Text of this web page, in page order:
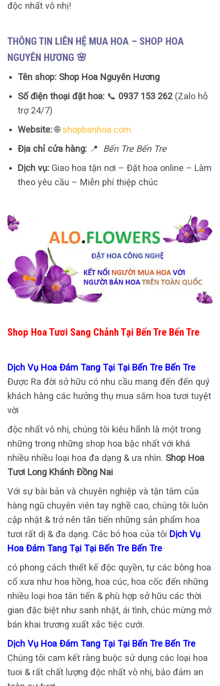
độc nhất vô nhị!
THÔNG TIN LIÊN HỆ MUA HOA – SHOP HOA
NGUYÊN HƯƠNG 🌸
Tên shop: Shop Hoa Nguyên Hương
Số điện thoại đặt hoa:📞 0937 153 262(Zalo hỗ
trợ 24/7)
Website:🌐shopbanhoa.com
Địa chỉ cửa hàng:📍
Bến Tre Bến Tre
Dịch vụ:Giao hoa tận nơi – Đặt hoa online – Làm
theo yêu cầu – Miễn phí thiệp chúc
Shop Hoa Tươi Sang Chảnh Tại Bến Tre Bến Tre
Dịch Vụ Hoa Đám Tang Tại Tại Bến Tre Bến Tre
Được Ra đời sở hữu có nhu cầu mang đến đến quý
khách hàng các hưởng thụ mua sắm hoa tươi tuyệt
vời
độc nhất vô nhị, chúng tôi kiêu hãnh là một trong
những trong những shop hoa bậc nhất với khá
nhiều nhiều loại hoa đa dạng & ưa nhìn. Shop Hoa
Tươi Long Khánh Đồng Nai
Với sự bài bản và chuyên nghiệp và tận tâm của
hàng ngũ chuyên viên tay nghề cao, chúng tôi luôn
cập nhật & trở nên tân tiến những sản phẩm hoa
tươi rất dị & đa dạng. Các bó hoa của tôi Dịch Vụ
Hoa Đám Tang Tại Tại Bến Tre Bến Tre
có phong cách thiết kế độc quyền, tự các bông hoa
cổ xưa như hoa hồng, hoa cúc, hoa cốc đến những
nhiều loại hoa tân tiến & phù hợp sở hữu các thời
gian đặc biệt như sanh nhật, ái tình, chúc mừng mở
bán khai trương xuất xắc tiệc cưới.
Dịch Vụ Hoa Đám Tang Tại Tại Bến Tre Bến Tre
Chúng tôi cam kết ràng buộc sử dụng các loại hoa
tuoi & rất chất lượng độc nhất vô nhị, bảo đảm an